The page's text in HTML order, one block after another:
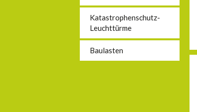
Katastrophenschutz-
Leuchttürme
Baulasten